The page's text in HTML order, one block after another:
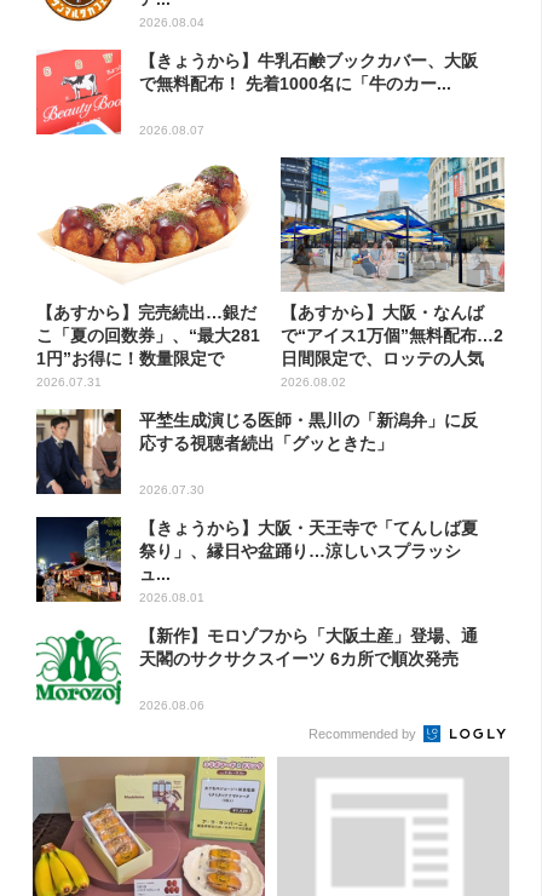
2026.08.04
【きょうから】牛乳石鹸ブックカバー、大阪
で無料配布！ 先着1000名に「牛のカー...
2026.08.07
【あすから】完売続出…銀だ
こ「夏の回数券」、“最大281
1円”お得に！数量限定で
2026.07.31
【あすから】大阪・なんば
で“アイス1万個”無料配布…2
日間限定で、ロッテの人気
商...
2026.08.02
平埜生成演じる医師・黒川の「新潟弁」に反
応する視聴者続出「グッときた」
2026.07.30
【きょうから】大阪・天王寺で「てんしば夏
祭り」、縁日や盆踊り…涼しいスプラッシ
ュ...
2026.08.01
【新作】モロゾフから「大阪土産」登場、通
天閣のサクサクスイーツ 6カ所で順次発売
2026.08.06
Recommended by